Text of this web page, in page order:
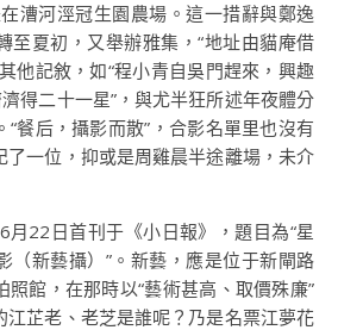
漕河涇冠生園農場。這一措辭與鄭逸
至夏初，又舉辦雅集，“地址由貓庵借
他記敘，如“程小青自吳門趕來，興趣
得二十一星”，與尤半狂所述年夜體分
餐后，攝影而散”，合影名單里也沒有
了一位，抑或是周雞晨半途離場，未介
22日首刊于《小日報》，題目為“星
（新藝攝）”。新藝，應是位于新閘路
照館，在那時以“藝術甚高、取價殊廉”
江芷老、老芝是誰呢？乃是名票江夢花